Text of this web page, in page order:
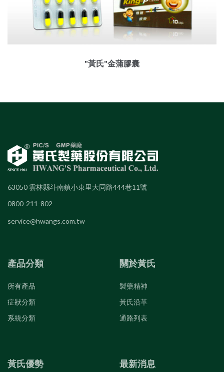
"黃氏"金蒲膠囊
63050 雲林縣斗南鎮小東里大同路444巷11號
0800-211-802
service@hwangs.com.tw
產品分類
所有產品
症狀分類
系統分類
關於黃氏
製藥精神
黃氏沿革
通路列表
黃氏優勢 最新消息